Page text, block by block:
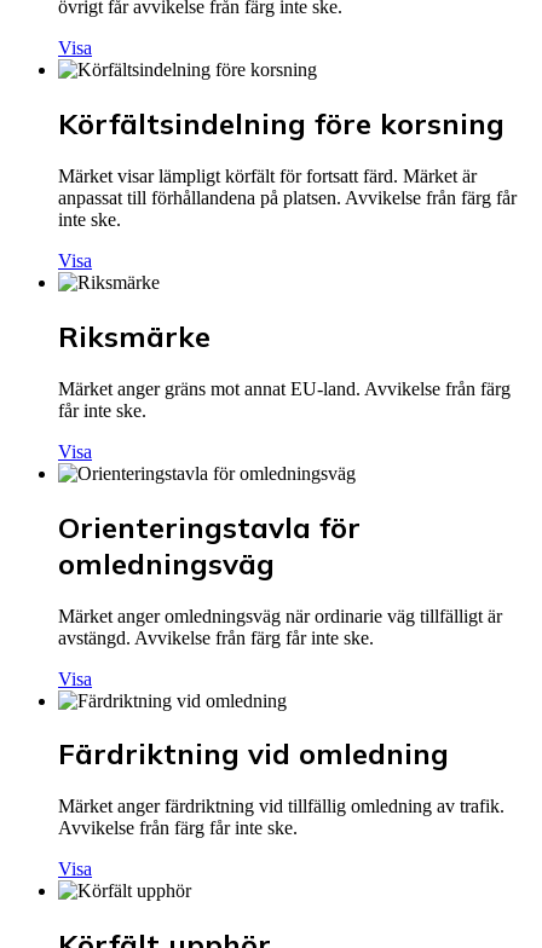
övrigt får avvikelse från färg inte ske.
Visa
Körfältsindelning före korsning
Märket visar lämpligt körfält för fortsatt färd. Märket är
anpassat till förhållandena på platsen. Avvikelse från färg får
inte ske.
Visa
Riksmärke
Märket anger gräns mot annat EU-land. Avvikelse från färg
får inte ske.
Visa
Orienteringstavla för
omledningsväg
Märket anger omledningsväg när ordinarie väg tillfälligt är
avstängd. Avvikelse från färg får inte ske.
Visa
Färdriktning vid omledning
Märket anger färdriktning vid tillfällig omledning av trafik.
Avvikelse från färg får inte ske.
Visa